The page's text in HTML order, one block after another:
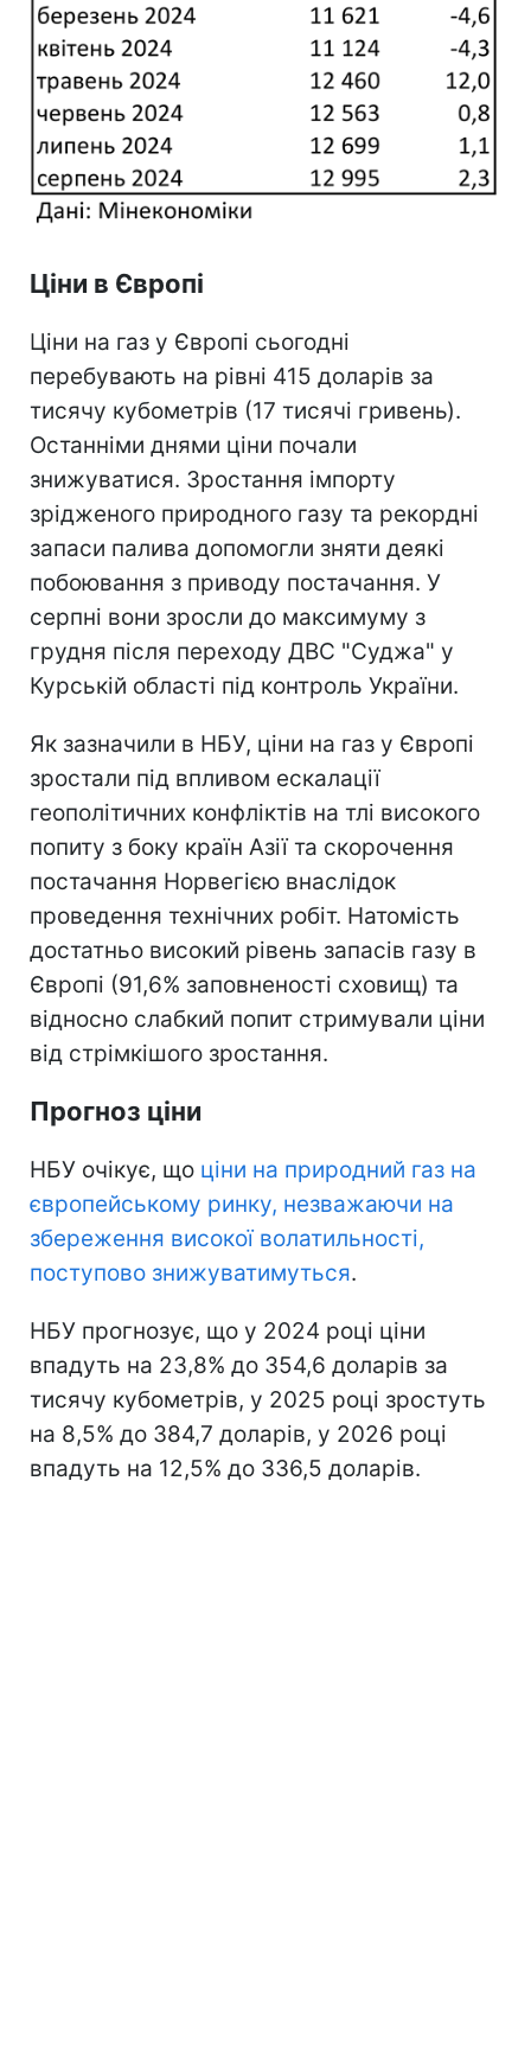
Ціни в Європі
Ціни на газ у Європі сьогодні
перебувають на рівні 415 доларів за
тисячу кубометрів (17 тисячі гривень).
Останніми днями ціни почали
знижуватися. Зростання імпорту
зрідженого природного газу та рекордні
запаси палива допомогли зняти деякі
побоювання з приводу постачання. У
серпні вони зросли до максимуму з
грудня після переходу ДВС "Суджа" у
Курській області під контроль України.
Як зазначили в НБУ, ціни на газ у Європі
зростали під впливом ескалації
геополітичних конфліктів на тлі високого
попиту з боку країн Азії та скорочення
постачання Норвегією внаслідок
проведення технічних робіт. Натомість
достатньо високий рівень запасів газу в
Європі (91,6% заповненості сховищ) та
відносно слабкий попит стримували ціни
від стрімкішого зростання.
Прогноз ціни
НБУ очікує, що ціни на природний газ на
європейському ринку, незважаючи на
збереження високої волатильності,
поступово знижуватимуться.
НБУ прогнозує, що у 2024 році ціни
впадуть на 23,8% до 354,6 доларів за
тисячу кубометрів, у 2025 році зростуть
на 8,5% до 384,7 доларів, у 2026 році
впадуть на 12,5% до 336,5 доларів.